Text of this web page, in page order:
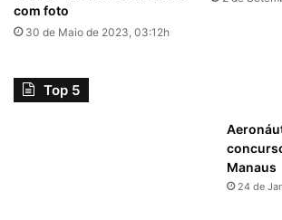
com foto
30 de Maio de 2023, 03:12h
Top 5
Manaus
24 de